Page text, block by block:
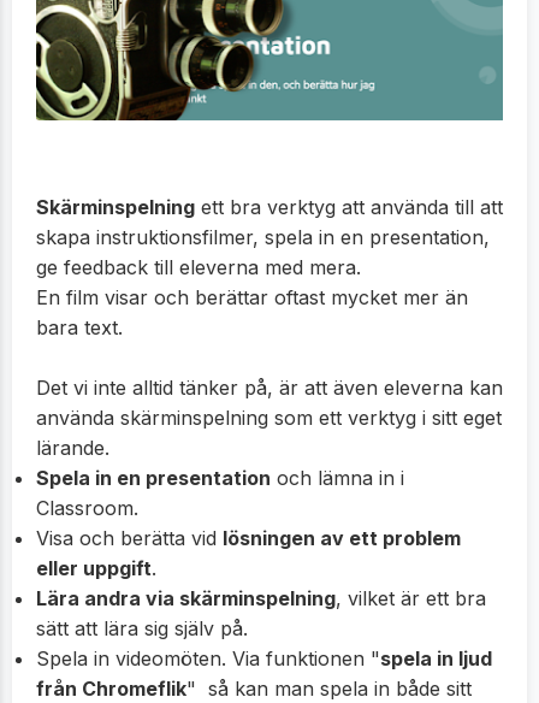
Skärminspelning ett bra verktyg att använda till att
skapa instruktionsfilmer, spela in en presentation,
ge feedback till eleverna med mera.
En film visar och berättar oftast mycket mer än
bara text.
Det vi inte alltid tänker på, är att även eleverna kan
använda skärminspelning som ett verktyg i sitt eget
lärande.
Spela in en presentation och lämna in i
Classroom.
Visa och berätta vid lösningen av ett problem
eller uppgift.
Lära andra via skärminspelning, vilket är ett bra
sätt att lära sig själv på.
Spela in videomöten. Via funktionen "spela in ljud
från Chromeflik" så kan man spela in både sitt